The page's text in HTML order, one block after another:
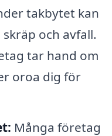
takbytet kan
och avfall.
tar hand om
oroa dig för
Många företag